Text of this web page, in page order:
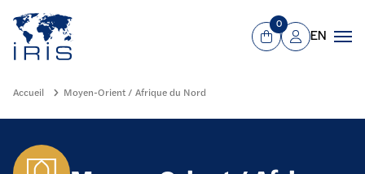
Aller au contenu principal
Panier
0
Mon compte
EN
Accueil Moyen-Orient / Afrique du Nord